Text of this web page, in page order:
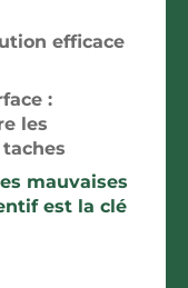
efficace
:
les
mauvaises
est la clé